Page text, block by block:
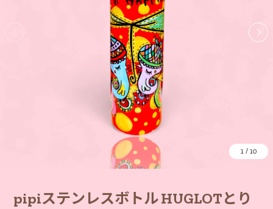
1/ 10
pipiステンレスボトル HUGLOTとり